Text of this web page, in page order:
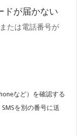
ドが届かない
たは電話番号が
など）を確認する
を別の番号に送